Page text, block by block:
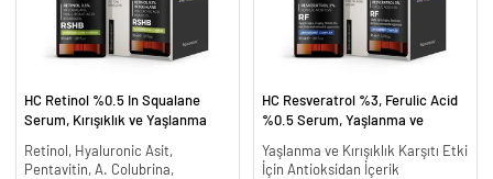
HC Retinol %0.5 In Squalane
Serum, Kırışıklık ve Yaşlanma
Retinol, Hyaluronic Asit,
Pentavitin, A. Colubrina,
HC Resveratrol %3, Ferulic Acid
%0.5 Serum, Yaşlanma ve
Yaşlanma ve Kırışıklık Karşıtı Etki
İçin Antioksidan İçerik